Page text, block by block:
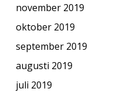
november 2019
oktober 2019
september 2019
augusti 2019
juli 2019